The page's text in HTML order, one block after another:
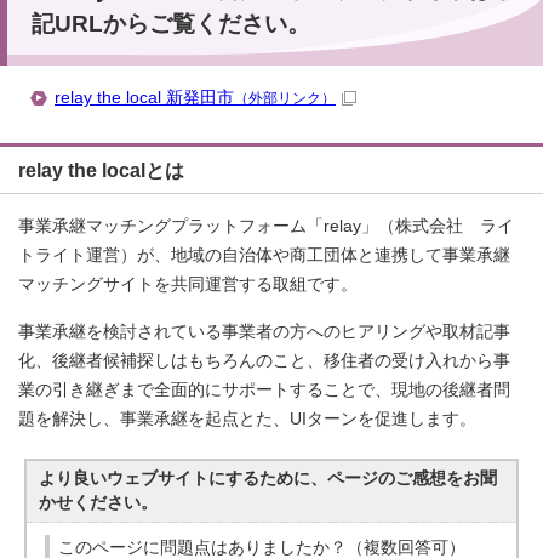
記URLからご覧ください。
relay the local 新発田市 （外部リンク）
relay the localとは
事業承継マッチングプラットフォーム「relay」（株式会社 ライ
トライト運営）が、地域の自治体や商工団体と連携して事業承継
マッチングサイトを共同運営する取組です。
事業承継を検討されている事業者の方へのヒアリングや取材記事
化、後継者候補探しはもちろんのこと、移住者の受け入れから事
業の引き継ぎまで全面的にサポートすることで、現地の後継者問
題を解決し、事業承継を起点とた、UIターンを促進します。
より良いウェブサイトにするために、ページのご感想をお聞
かせください。
このページに問題点はありましたか？（複数回答可）